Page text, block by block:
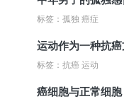
标签：孤独 癌症
运动作为一种抗癌
标签：抗癌 运动
癌细胞与正常细胞